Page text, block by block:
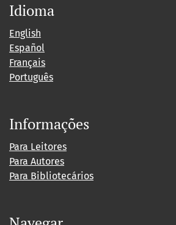
Idioma
English
Español
Français
Português
Informações
Para Leitores
Para Autores
Para Bibliotecários